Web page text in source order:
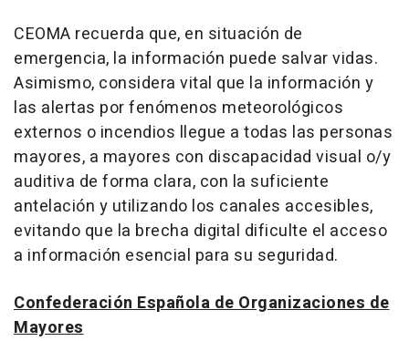
CEOMA recuerda que, en situación de
emergencia, la información puede salvar vidas.
Asimismo, considera vital que la información y
las alertas por fenómenos meteorológicos
externos o incendios llegue a todas las personas
mayores, a mayores con discapacidad visual o/y
auditiva de forma clara, con la suficiente
antelación y utilizando los canales accesibles,
evitando que la brecha digital dificulte el acceso
a información esencial para su seguridad.
Confederación Española de Organizaciones de
Mayores